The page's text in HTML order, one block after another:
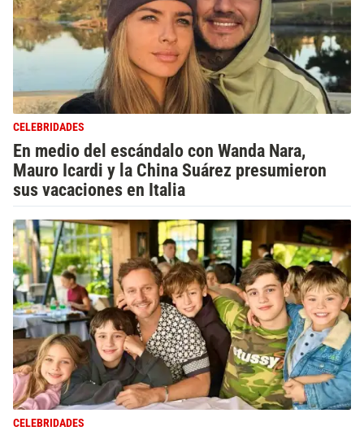
CELEBRIDADES
En medio del escándalo con Wanda Nara,
Mauro Icardi y la China Suárez presumieron
sus vacaciones en Italia
CELEBRIDADES